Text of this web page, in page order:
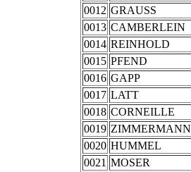
0012 GRAUSS
0013 CAMBERLEIN
0014 REINHOLD
0015 PFEND
0016 GAPP
0017 LATT
0018 CORNEILLE
0019 ZIMMERMANN
0020 HUMMEL
0021 MOSER